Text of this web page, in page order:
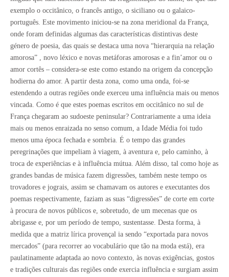
exemplo o occitânico, o francês antigo, o siciliano ou o galaico-
português. Este movimento iniciou-se na zona meridional da França,
onde foram definidas algumas das características distintivas deste
género de poesia, das quais se destaca uma nova “hierarquia na relação
amorosa” , novo léxico e novas metáforas amorosas e a fin’amor ou o
amor cortês – considera-se este como estando na origem da concepção
hodierna do amor. A partir desta zona, como uma onda, foi-se
estendendo a outras regiões onde exerceu uma influência mais ou menos
vincada. Como é que estes poemas escritos em occitânico no sul de
França chegaram ao sudoeste peninsular? Contrariamente a uma ideia
mais ou menos enraizada no senso comum, a Idade Média foi tudo
menos uma época fechada e sombria. É o tempo das grandes
peregrinações que impeliam à viagem, à aventura e, pelo caminho, à
troca de experiências e à influência mútua. Além disso, tal como hoje as
grandes bandas de música fazem digressões, também neste tempo os
trovadores e jograis, assim se chamavam os autores e executantes dos
poemas respectivamente, faziam as suas “digressões” de corte em corte
à procura de novos públicos e, sobretudo, de um mecenas que os
abrigasse e, por um período de tempo, sustentasse. Desta forma, à
medida que a matriz lírica provençal ia sendo “exportada para novos
mercados” (para recorrer ao vocabulário que tão na moda está), era
paulatinamente adaptada ao novo contexto, às novas exigências, gostos
e tradições culturais das regiões onde exercia influência e surgiam assim